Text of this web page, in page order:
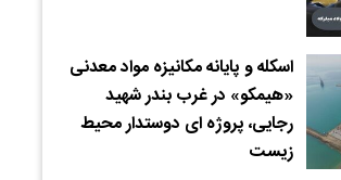
اسکله و پایانه مکانیزه مواد معدنی
«هیمکو» در غرب بندر شهید
رجایی، پروژه ای دوستدار محیط
زیست